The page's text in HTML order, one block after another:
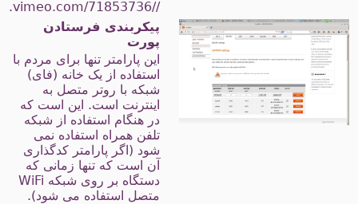
پیکربندی فرستادن
پورت
این پارامتر تنها برای مردم با
استفاده از یک خانه (فای)
شبکه با روتر متصل به
اینترنت است. این است که
در هنگام استفاده از شبکه
تلفن همراه استفاده نمی
شود (اگر پارامتر کدگذاری
آن است که تنها زمانی که
دستگاه بر روی شبکه WiFi
متصل استفاده می شود).